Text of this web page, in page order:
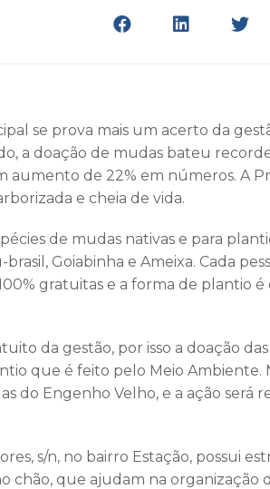
se prova mais um acerto da
a doação de mudas bateu
aumento de 22% em números. A
e cheia de vida.
de mudas nativas e para
Goiabinha e Ameixa. Cada
gratuitas e a forma de plantio
da gestão, por isso a doação
que é feito pelo Meio Ambiente.
do Engenho Velho, e a ação será
s/n, no bairro Estação, possui
que ajudam na organização